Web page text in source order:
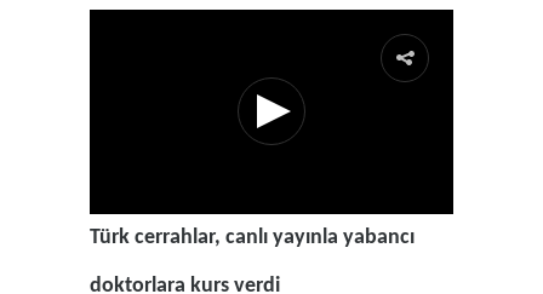
Türk cerrahlar, canlı yayınla yabancı
doktorlara kurs verdi